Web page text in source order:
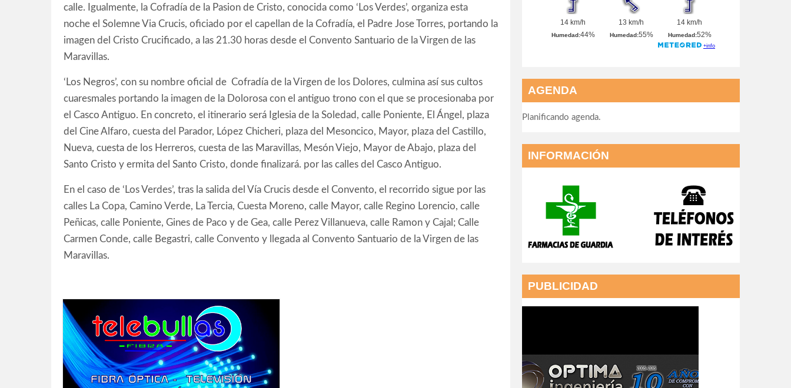
calle. Igualmente, la Cofradía de la Pasion de Cristo, conocida como ‘Los Verdes’, organiza esta
noche el Solemne Via Crucis, oficiado por el capellan de la Cofradía, el Padre Jose Torres, portando la
imagen del Cristo Crucificado, a las 21.30 horas desde el Convento Santuario de la Virgen de las
Maravillas.
‘Los Negros’, con su nombre oficial de Cofradía de la Virgen de los Dolores, culmina así sus cultos
cuaresmales portando la imagen de la Dolorosa con el antiguo trono con el que se procesionaba por
el Casco Antiguo. En concreto, el itinerario será Iglesia de la Soledad, calle Poniente, El Ángel, plaza
del Cine Alfaro, cuesta del Parador, López Chicheri, plaza del Mesoncico, Mayor, plaza del Castillo,
Nueva, cuesta de los Herreros, cuesta de las Maravillas, Mesón Viejo, Mayor de Abajo, plaza del
Santo Cristo y ermita del Santo Cristo, donde finalizará. por las calles del Casco Antiguo.
En el caso de ‘Los Verdes’, tras la salida del Vía Crucis desde el Convento, el recorrido sigue por las
calles La Copa, Camino Verde, La Tercia, Cuesta Moreno, calle Mayor, calle Regino Lorencio, calle
Peñicas, calle Poniente, Gines de Paco y de Gea, calle Perez Villanueva, calle Ramon y Cajal; Calle
Carmen Conde, calle Begastri, calle Convento y llegada al Convento Santuario de la Virgen de las
Maravillas.
AGENDA
Planificando agenda.
INFORMACIÓN
PUBLICIDAD